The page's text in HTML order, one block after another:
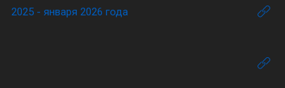
2025 - января 2026 года